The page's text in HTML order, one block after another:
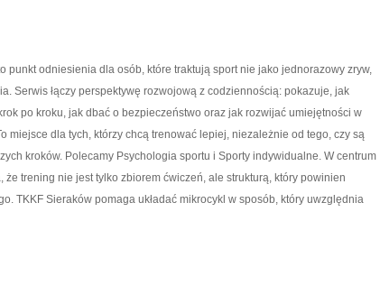
punkt odniesienia dla osób, które traktują sport nie jako jednorazowy zryw,
Serwis łączy perspektywę rozwojową z codziennością: pokazuje, jak
po kroku, jak dbać o bezpieczeństwo oraz jak rozwijać umiejętności w
miejsce dla tych, którzy chcą trenować lepiej, niezależnie od tego, czy są
kroków. Polecamy Psychologia sportu i Sporty indywidualne. W centrum
że trening nie jest tylko zbiorem ćwiczeń, ale strukturą, który powinien
TKKF Sieraków pomaga układać mikrocykl w sposób, który uwzględnia